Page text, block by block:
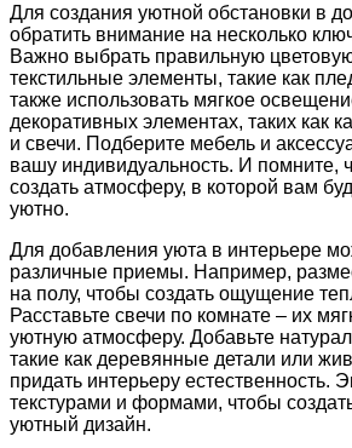
Для создания уютной обстановки в
обратить внимание на несколько
Важно выбрать правильную
текстильные элементы, такие как
также использовать мягкое
декоративных элементах, таких как
и свечи. Подберите мебель и
вашу индивидуальность. И помните,
создать атмосферу, в которой вам
уютно.
Для добавления уюта в интерьере
различные приемы. Например,
на полу, чтобы создать ощущение
Расставьте свечи по комнате – их
уютную атмосферу. Добавьте
такие как деревянные детали или
придать интерьеру естественность.
текстурами и формами, чтобы
уютный дизайн.